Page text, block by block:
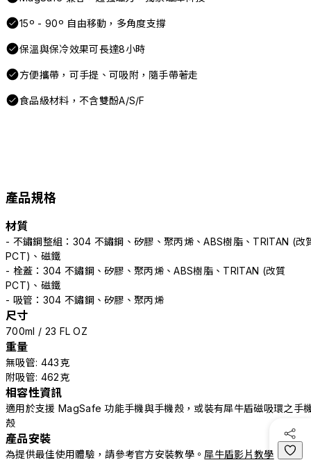
15º - 90º 自由移動，多角度支撐
保溫與保冷效果可長達8小時
方便攜帶，可手提、可吸附，隨手帶著走
食品級材料，不含雙酚A/S/F
產品規格
材質
- 不鏽鋼整組：304 不鏽鋼、矽膠、聚丙烯、ABS樹脂、TRITAN (改
PCT)、磁鐵
- 栓蓋：304 不鏽鋼、矽膠、聚丙烯、ABS樹脂、TRITAN (改質
PCT)、磁鐵
- 吸管：304 不鏽鋼、矽膠、聚丙烯
尺寸
700ml / 23 FL OZ
重量
無吸管: 443克
附吸管: 462克
相容性資訊
適用於支援 MagSafe 功能手機與手機殼，或裝有犀牛盾磁吸環之手
殼
產品安裝
為提供最佳使用體驗，請參考官方安裝教學。 犀牛盾影片教學